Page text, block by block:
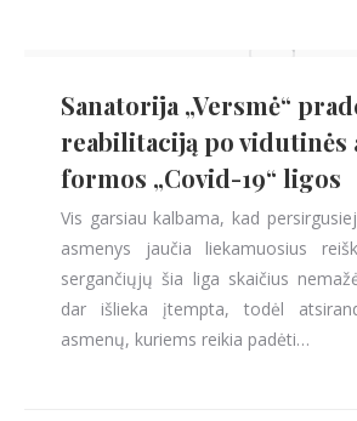
Sanatorija „Versmė“
reabilitaciją po vidutinės
formos „Covid-19“ ligos
Vis garsiau kalbama, kad
asmenys jaučia liekamuosius
sergančiųjų šia liga skaičius
dar išlieka įtempta, todėl
asmenų, kuriems reikia padėti…